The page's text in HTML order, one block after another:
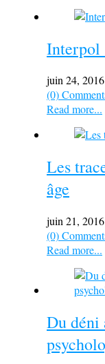
Interpol
juin 24, 2016
(0)
Read more...
Les
âge
juin 21, 2016
(0)
Read more...
Du déni